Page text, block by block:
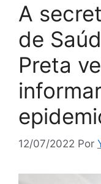
A
de
Preta
12/07/2022 Por